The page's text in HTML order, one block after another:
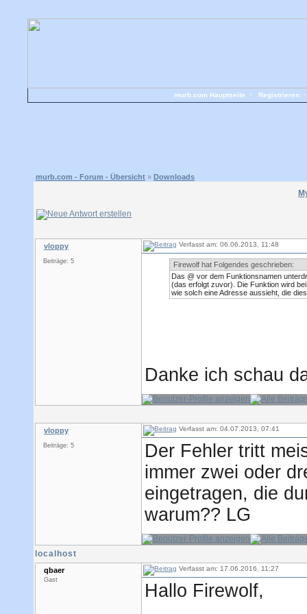
murb.com Hauptseite Registrieren
murb.com - Forum - Übersicht » Downloads
vloppy
Beiträge: 5
Verfasst am: 06.06.2013, 11:48
Firewolf hat Folgendes geschrieben:
Das @ vor dem Funktionsnamen
(das erfolgt zuvor). Die Funktion wird
wie solch eine Adresse aussieht, die
Danke ich schau
vloppy
Beiträge: 5
Verfasst am: 04.07.2013, 07:41
Der Fehler tritt
immer zwei oder
eingetragen, die
warum?? LG
localhost
qbaer
Gast
Verfasst am: 17.06.2016, 11:27
Hallo Firewolf,